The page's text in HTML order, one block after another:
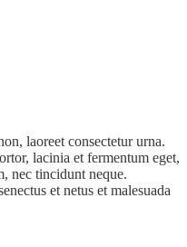
laoreet consectetur urna.
lacinia et fermentum eget,
nec tincidunt neque.
et netus et malesuada